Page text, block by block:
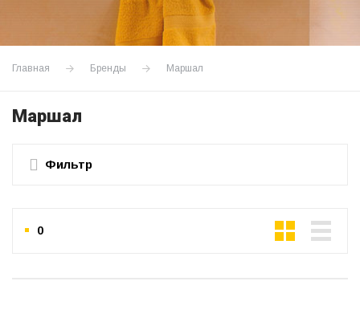
Главная Бренды Маршал
Маршал
Фильтр
0